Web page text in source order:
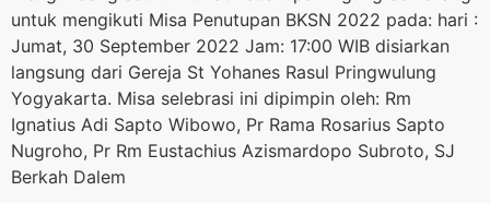
untuk mengikuti Misa Penutupan BKSN 2022 pada: hari :
Jumat, 30 September 2022 Jam: 17:00 WIB disiarkan
langsung dari Gereja St Yohanes Rasul Pringwulung
Yogyakarta. Misa selebrasi ini dipimpin oleh: Rm
Ignatius Adi Sapto Wibowo, Pr Rama Rosarius Sapto
Nugroho, Pr Rm Eustachius Azismardopo Subroto, SJ
Berkah Dalem